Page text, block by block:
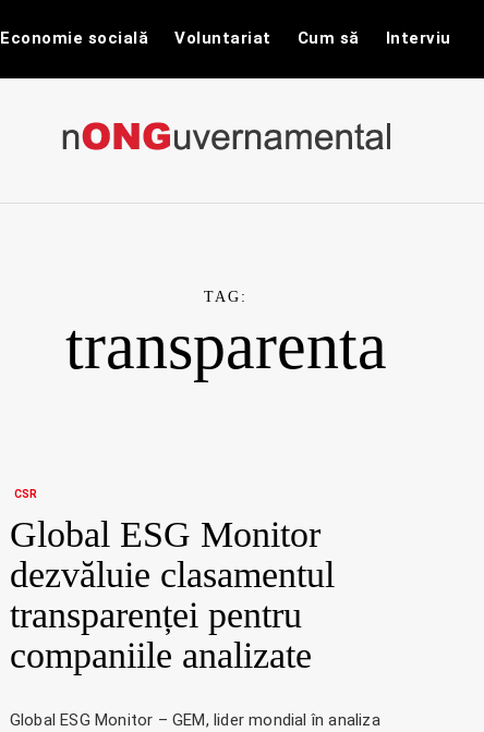
Economie socială Voluntariat Cum să Interviu
TAG:
transparenta
CSR
Global ESG Monitor
dezvăluie clasamentul
transparenței pentru
companiile analizate
Global ESG Monitor – GEM, lider mondial în analiza